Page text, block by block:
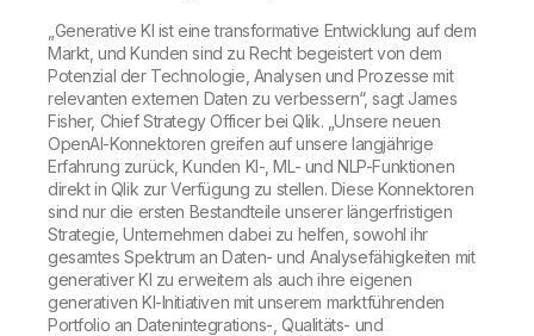
„Generative KI ist eine transformative Entwicklung auf dem
Markt, und Kunden sind zu Recht begeistert von dem
Potenzial der Technologie, Analysen und Prozesse mit
relevanten externen Daten zu verbessern“, sagt James
Fisher, Chief Strategy Officer bei Qlik. „Unsere neuen
OpenAI-Konnektoren greifen auf unsere langjährige
Erfahrung zurück, Kunden KI-, ML- und NLP-Funktionen
direkt in Qlik zur Verfügung zu stellen. Diese Konnektoren
sind nur die ersten Bestandteile unserer längerfristigen
Strategie, Unternehmen dabei zu helfen, sowohl ihr
gesamtes Spektrum an Daten- und Analysefähigkeiten mit
generativer KI zu erweitern als auch ihre eigenen
generativen KI-Initiativen mit unserem marktführenden
Portfolio an Datenintegrations-, Qualitäts- und